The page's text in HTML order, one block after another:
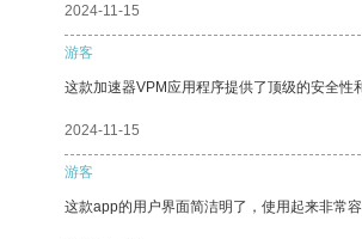
2024-11-15
游客
这款加速器VPM应用程序提供了顶级的安全性
2024-11-15
游客
这款app的用户界面简洁明了，使用起来非常